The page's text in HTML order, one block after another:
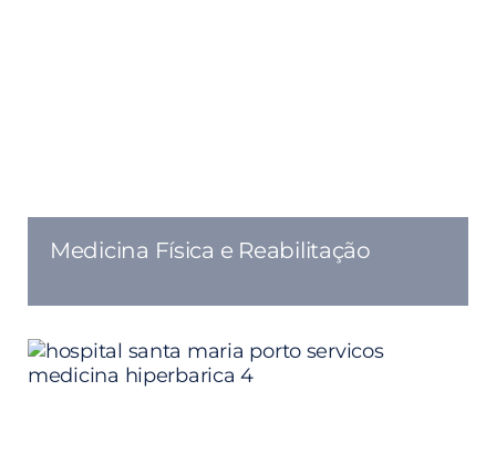
Medicina Física e Reabilitação